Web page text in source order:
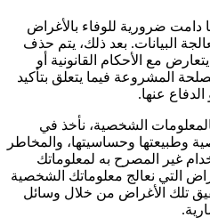
دامت ضرورية للوفاء بالأغراض
البيانات. بعد ذلك، يتم حذف
مع الأحكام القانونية أو
المشروعة فيما يتعلق بتأكيد
الدفاع عنها.
الشخصية، نأخذ في
وطبيعتها وحساسيتها، والمخاطر
غير المصرح به لمعلوماتك
التي نعالج معلوماتك الشخصية
تلك الأغراض من خلال وسائل